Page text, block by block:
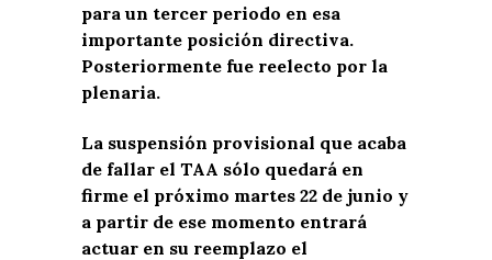
para un tercer periodo en esa
importante posición directiva.
Posteriormente fue reelecto por la
plenaria.
La suspensión provisional que acaba
de fallar el TAA sólo quedará en
firme el próximo martes 22 de junio y
a partir de ese momento entrará
actuar en su reemplazo el